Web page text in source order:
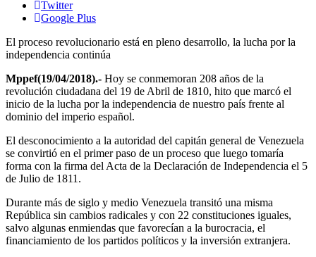
Twitter
Google Plus
El proceso revolucionario está en pleno desarrollo, la lucha por la
independencia continúa
Mppef(19/04/2018).- Hoy se conmemoran 208 años de la
revolución ciudadana del 19 de Abril de 1810, hito que marcó el
inicio de la lucha por la independencia de nuestro país frente al
dominio del imperio español.
El desconocimiento a la autoridad del capitán general de Venezuela
se convirtió en el primer paso de un proceso que luego tomaría
forma con la firma del Acta de la Declaración de Independencia el 5
de Julio de 1811.
Durante más de siglo y medio Venezuela transitó una misma
República sin cambios radicales y con 22 constituciones iguales,
salvo algunas enmiendas que favorecían a la burocracia, el
financiamiento de los partidos políticos y la inversión extranjera.